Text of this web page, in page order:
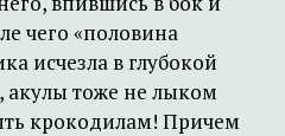
чего «половина
исчезла в глубокой
акулы тоже не лыком
крокодилам! Причем